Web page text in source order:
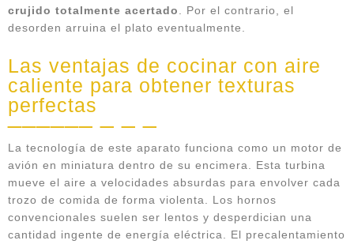
crujido totalmente acertado
. Por el contrario, el
desorden arruina el plato eventualmente.
Las ventajas de cocinar con aire
caliente para obtener texturas
perfectas
La tecnología de este aparato funciona como un motor de
avión en miniatura dentro de su encimera. Esta turbina
mueve el aire a velocidades absurdas para envolver cada
trozo de comida de forma violenta. Los hornos
convencionales suelen ser lentos y desperdician una
cantidad ingente de energía eléctrica. El precalentamiento